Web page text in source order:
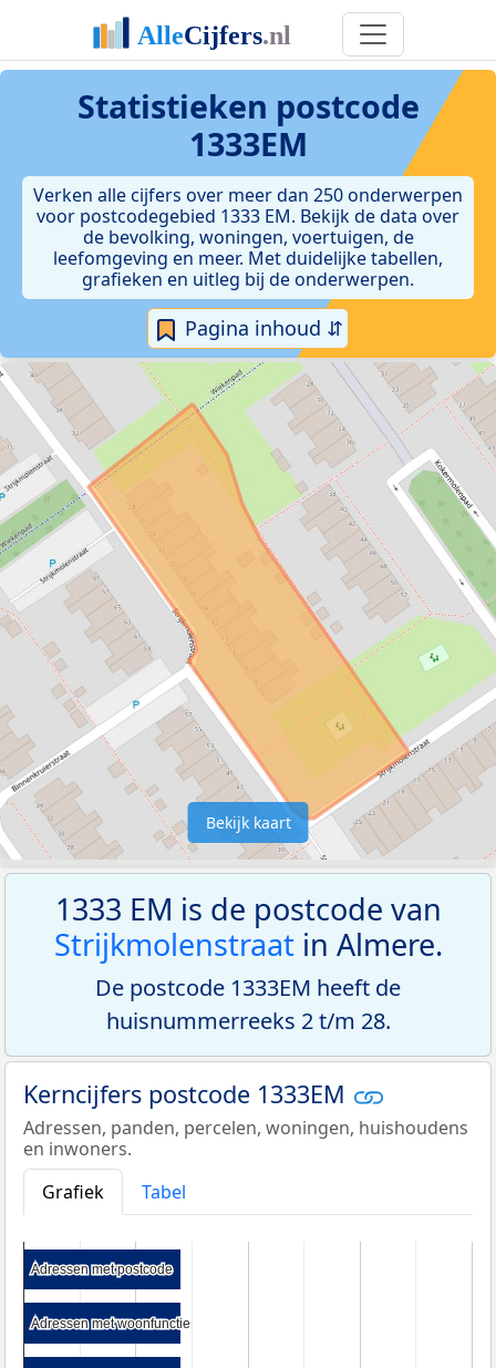
Statistieken postcode
1333EM
Verken alle cijfers over meer dan 250 onderwerpen
voor postcodegebied 1333 EM. Bekijk de data over
de bevolking, woningen, voertuigen, de
leefomgeving en meer. Met duidelijke tabellen,
grafieken en uitleg bij de onderwerpen.
Pagina inhoud ⇵
Bekijk kaart
1333 EM is de postcode van
Strijkmolenstraatin Almere.
De postcode 1333EM heeft de
huisnummerreeks 2 t/m 28.
Kerncijfers postcode 1333EM
Adressen, panden, percelen, woningen, huishoudens
en inwoners.
Grafiek
Tabel
Adressen met postcode
Adressen met postcode
Adressen met woonfunctie
Adressen met woonfunctie